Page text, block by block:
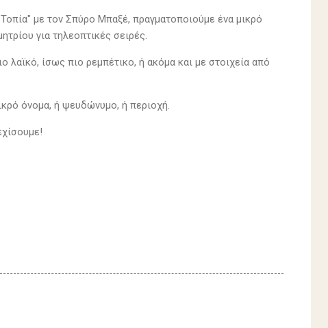
με τον Σπύρο Μπαξέ, πραγματοποιούμε ένα μικρό
για τηλεοπτικές σειρές.
ίσως πιο ρεμπέτικο, ή ακόμα και με στοιχεία από
όνομα, ή ψευδώνυμο, ή περιοχή.